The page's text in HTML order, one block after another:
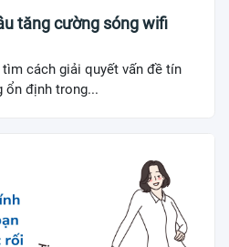
tăng cường sóng wifi
cách giải quyết vấn đề tín
ổn định trong...